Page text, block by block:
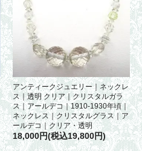
アンティークジュエリー｜ネックレ
ス｜透明 クリア｜クリスタルガラ
ス｜アールデコ｜1910-1930年頃｜
ネックレス｜クリスタルグラス｜ア
ールデコ｜クリア・透明
18,000円(税込19,800円)